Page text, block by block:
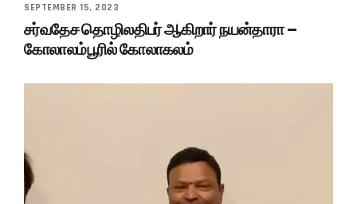
SEPTEMBER 15, 2023
சர்வதேச தொழிலதிபர் ஆகிறார் நயன்தாரா –
கோலாலம்பூரில் கோலாகலம்